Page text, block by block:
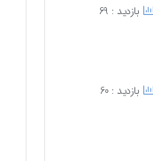
بازدید : 69
بازدید : 60